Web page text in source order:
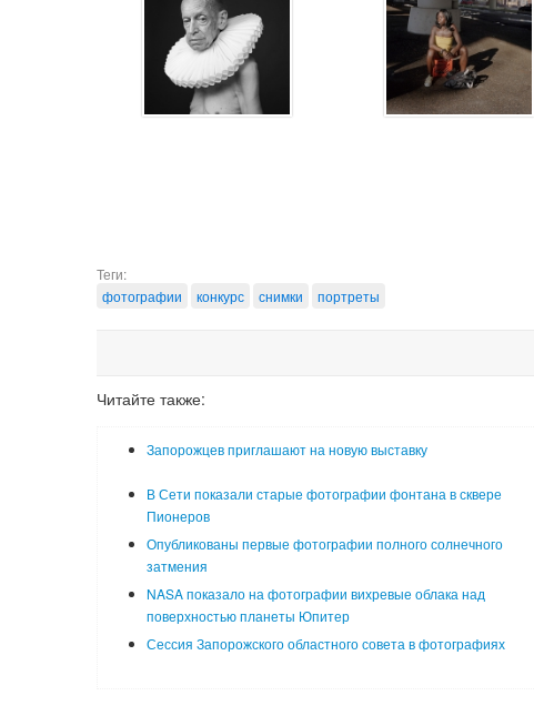
Теги:
фотографии
конкурс снимки портреты
Читайте также:
Запорожцев приглашают на новую выставку
В Сети показали старые фотографии фонтана в сквере
Пионеров
Опубликованы первые фотографии полного солнечного
затмения
NASA показало на фотографии вихревые облака над
поверхностью планеты Юпитер
Сессия Запорожского областного совета в фотографиях